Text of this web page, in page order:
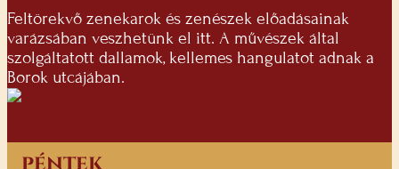
Feltörekvő zenekarok és zenészek előadásainak
varázsában veszhetünk el itt. A művészek által
szolgáltatott dallamok, kellemes hangulatot adnak a
Borok utcájában.
péntek